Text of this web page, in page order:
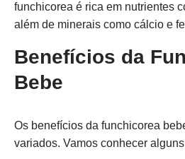
funchicorea é rica em nutrientes
além de minerais como cálcio e
Benefícios da
Bebe
Os benefícios da funchicorea
variados. Vamos conhecer